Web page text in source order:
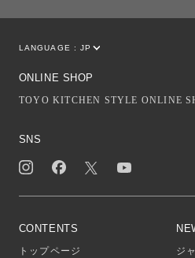
LANGUAGE : JP
ONLINE SHOP
TOYO KITCHEN STYLE ONLINE
SNS
CONTENTS
トップページ
ジ